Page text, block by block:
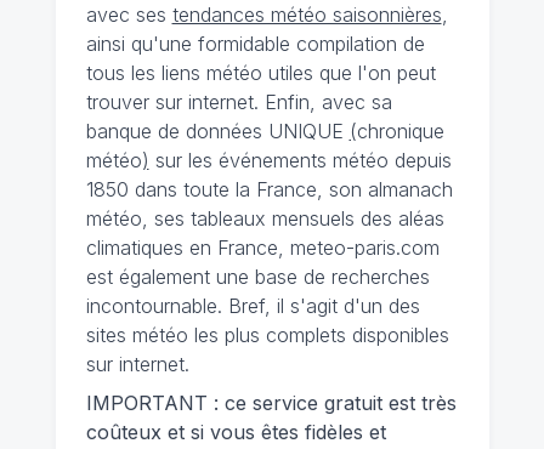
avec ses tendances météo saisonnières,
ainsi qu'une formidable compilation de
tous les liens météo utiles que l'on peut
trouver sur internet. Enfin, avec sa
banque de données UNIQUE (chronique
météo) sur les événements météo depuis
1850 dans toute la France, son almanach
météo, ses tableaux mensuels des aléas
climatiques en France, meteo-paris.com
est également une base de recherches
incontournable. Bref, il s'agit d'un des
sites météo les plus complets disponibles
sur internet.
IMPORTANT : ce service gratuit est très
coûteux et si vous êtes fidèles et